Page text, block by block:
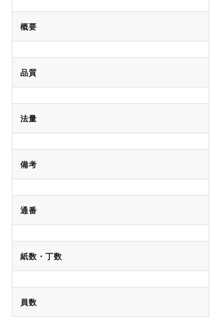
概要
品質
法量
備考
通番
紙数・丁数
員数